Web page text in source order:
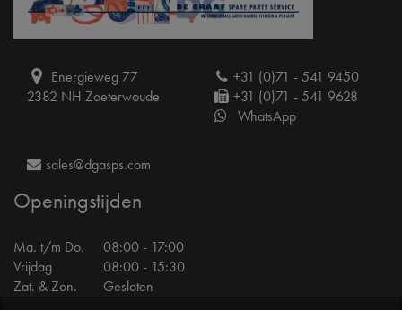
Energieweg 77
2382 NH Zoeterwoude
+31 (0)71 - 541 9450
+31 (0)71 - 541 9628
WhatsApp
sales@dgasps.com
Openingstijden
Ma. t/m Do.
08:00 - 17:00
Vrijdag
08:00 - 15:30
Zat. & Zon.
Gesloten